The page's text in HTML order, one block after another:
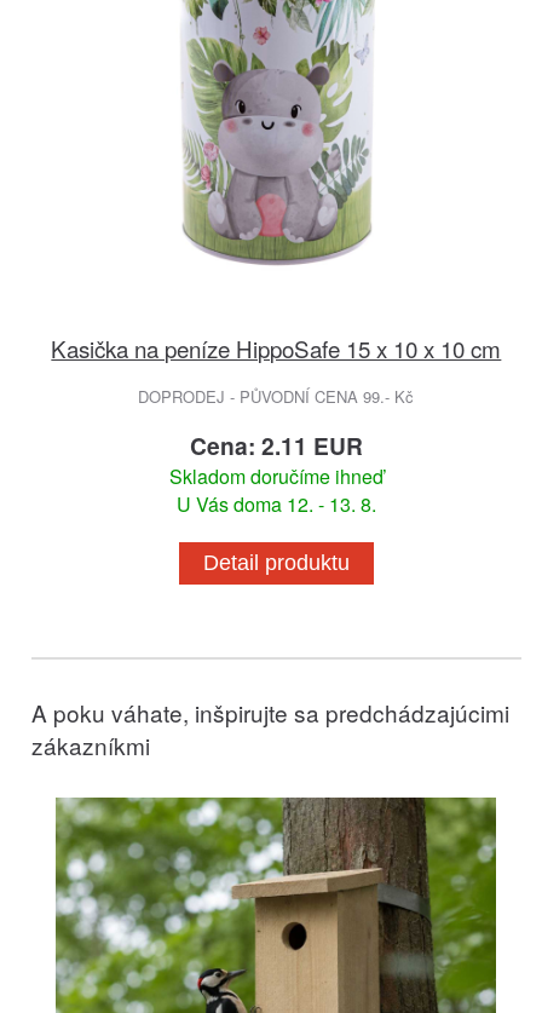
Kasička na peníze HippoSafe 15 x 10 x 10 cm
DOPRODEJ - PŮVODNÍ CENA 99.- Kč
Cena: 2.11 EUR
Skladom doručíme ihneď
U Vás doma 12. - 13. 8.
Detail produktu
A poku váhate, inšpirujte sa predchádzajúcimi
zákazníkmi